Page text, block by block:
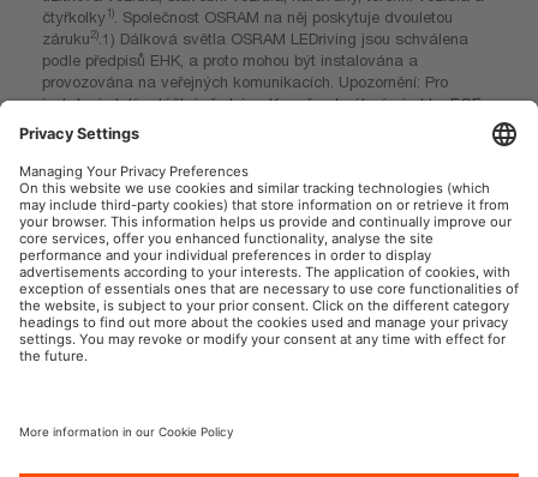
čtyřkolky1)
. Společnost OSRAM na něj poskytuje dvouletou
záruku2) .1) Dálková světla OSRAM LEDriving jsou schválena
podle předpisů EHK, a proto mohou být instalována a
provozována na veřejných komunikacích. Upozornění: Pro
instalaci platí zvláštní předpisy. Kromě schválení výrobku ECE
je třeba dodržovat individuální zvláštní požadavky a právní
předpisy jednotlivých zemí. 2) Přesné podmínky naleznete na
adrese: www.osram.com/am-guarantee".
OSRAM Automotive na sociální síti